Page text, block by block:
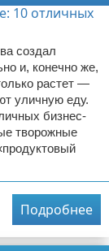
создал
и, конечно же,
растет —
уличную еду.
бизнес-
творожные
Подробнее